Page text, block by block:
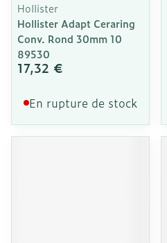
Hollister
Hollister Adapt Ceraring
Conv. Rond 30mm 10
89530
17,32 €
En rupture de stock